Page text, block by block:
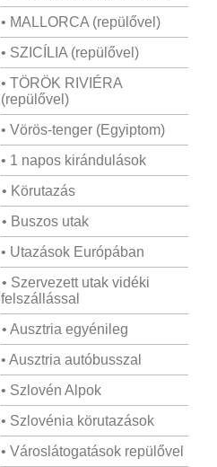
• MALLORCA (repülővel)
• SZICÍLIA (repülővel)
• TÖRÖK RIVIÉRA
(repülővel)
• Vörös-tenger (Egyiptom)
• 1 napos kirándulások
• Körutazás
• Buszos utak
• Utazások Európában
• Szervezett utak vidéki
felszállással
• Ausztria egyénileg
• Ausztria autóbusszal
• Szlovén Alpok
• Szlovénia körutazások
• Városlátogatások repülővel